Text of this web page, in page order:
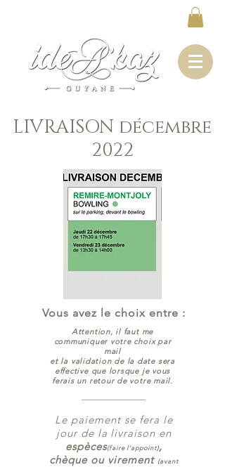
LIVRAISON décembre
2022
Vous avez le choix entre :
Attention, il faut me
communiquer votre choix par
mail
et la validation de la date sera
effective que lorsque je vous
ferais un retour de votre mail.
Le paiement se fera le
jour de la livraison en
espèces(faire l'appoint),
chèque ou virement (avant